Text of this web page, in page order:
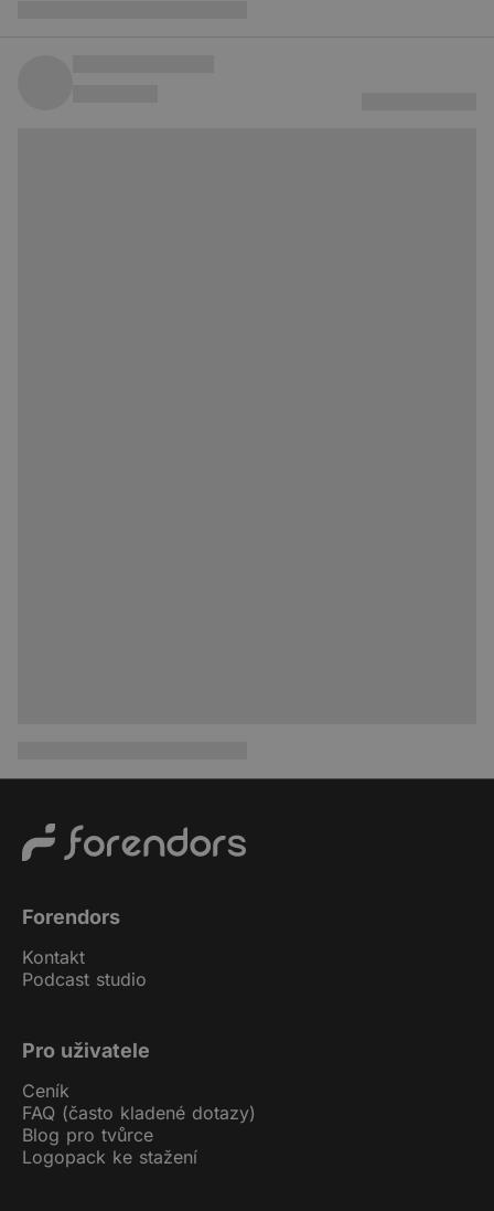
Forendors
Kontakt
Podcast studio
Pro uživatele
Ceník
FAQ (často kladené dotazy)
Blog pro tvůrce
Logopack ke stažení